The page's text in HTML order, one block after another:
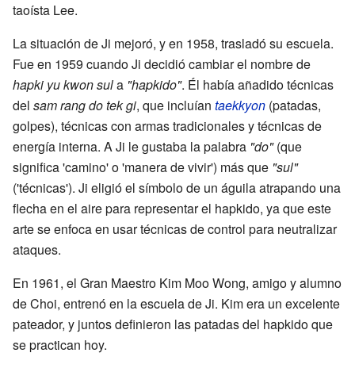
taoísta Lee.
La situación de Ji mejoró, y en 1958, trasladó su escuela.
Fue en 1959 cuando Ji decidió cambiar el nombre de
hapki yu kwon sula "hapkido". Él había añadido técnicas
del sam rang do tek gi, que incluían taekkyon (patadas,
golpes), técnicas con armas tradicionales y técnicas de
energía interna. A Ji le gustaba la palabra "do"(que
significa 'camino' o 'manera de vivir') más que "sul"
('técnicas'). Ji eligió el símbolo de un águila atrapando una
flecha en el aire para representar el hapkido, ya que este
arte se enfoca en usar técnicas de control para neutralizar
ataques.
En 1961, el Gran Maestro Kim Moo Wong, amigo y alumno
de Choi, entrenó en la escuela de Ji. Kim era un excelente
pateador, y juntos definieron las patadas del hapkido que
se practican hoy.